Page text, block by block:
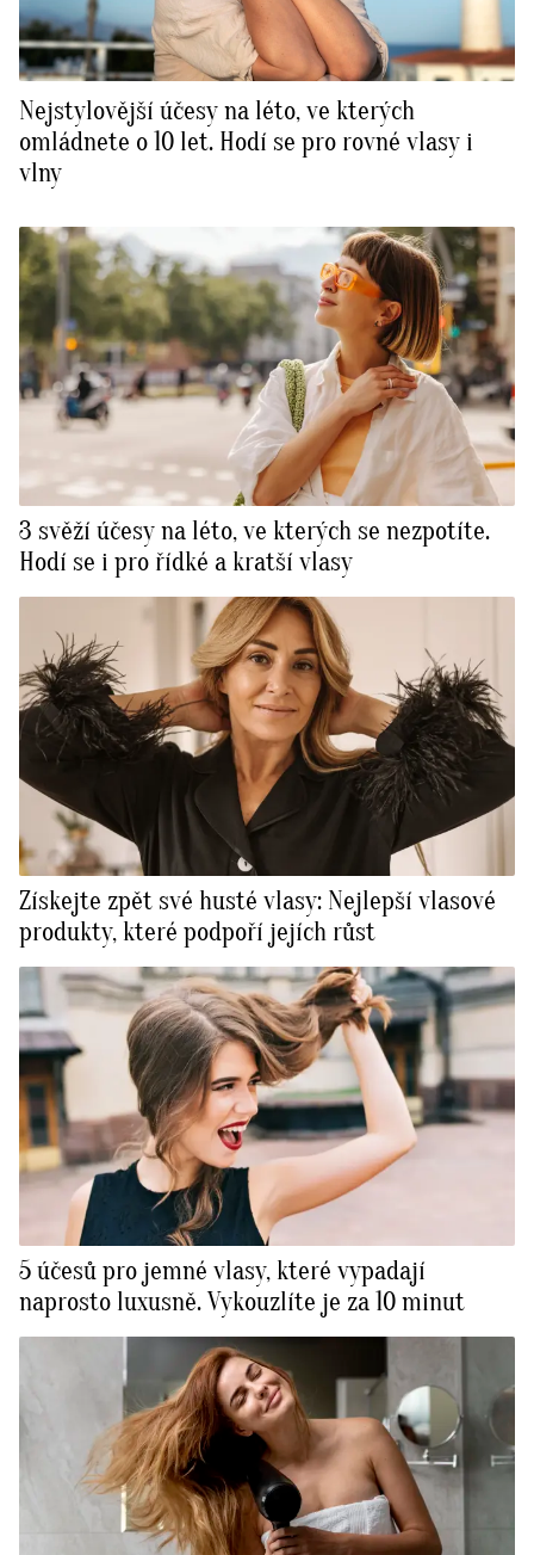
Nejstylovější účesy na léto, ve kterých
omládnete o 10 let. Hodí se pro rovné vlasy i
vlny
3 svěží účesy na léto, ve kterých se nezpotíte.
Hodí se i pro řídké a kratší vlasy
Získejte zpět své husté vlasy: Nejlepší vlasové
produkty, které podpoří jejích růst
5 účesů pro jemné vlasy, které vypadají
naprosto luxusně. Vykouzlíte je za 10 minut